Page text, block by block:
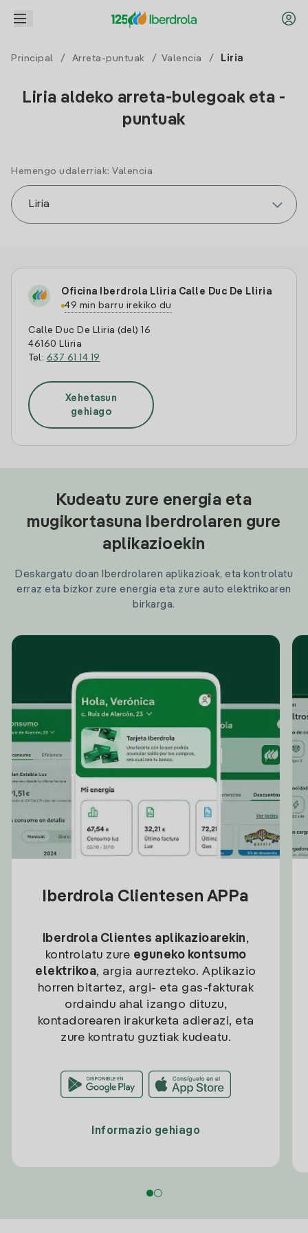
Principal / Arreta-puntuak / Valencia / Liria
Liria aldeko arreta-bulegoak eta -
puntuak
Hemengo udalerriak: Valencia
Oficina Iberdrola Lliria Calle Duc De Lliria
49 min barru irekiko du
Calle Duc De Lliria (del) 16
46160 Lliria
Tel: 637 61 14 19
Xehetasun
gehiago
Kudeatu zure energia eta
mugikortasuna Iberdrolaren gure
aplikazioekin
Deskargatu doan Iberdrolaren aplikazioak, eta kontrolatu
erraz eta bizkor zure energia eta zure auto elektrikoaren
birkarga.
Iberdrola Clientesen APPa
Iberdrola Clientes aplikazioarekin,
kontrolatu zure eguneko kontsumo
elektrikoa, argia aurrezteko. Aplikazio
horren bitartez, argi- eta gas-fakturak
ordaindu ahal izango dituzu,
kontadorearen irakurketa adierazi, eta
zure kontratu guztiak kudeatu.
Informazio gehiago